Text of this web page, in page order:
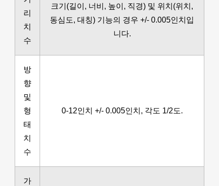
리
치
수
크기(길이, 너비, 높이, 직경) 및 위치(위치,
동심도, 대칭) 기능의 경우 +/- 0.005인치입
니다.
방
향
및
형
태
치
수
0-12인치 +/- 0.005인치, 각도 1/2도.
가